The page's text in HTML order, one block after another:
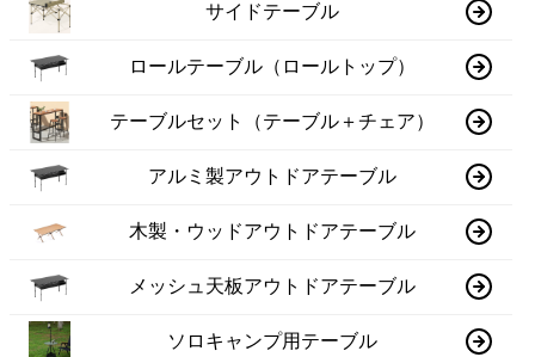
サイドテーブル
ロールテーブル（ロールトップ）
テーブルセット（テーブル＋チェア）
アルミ製アウトドアテーブル
木製・ウッドアウトドアテーブル
メッシュ天板アウトドアテーブル
ソロキャンプ用テーブル